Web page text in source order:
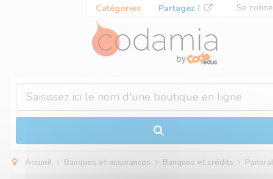
Catégories Partagez ! Se
Accueil Banques et assurances Banques et crédits
Panneau de gestion des cookies